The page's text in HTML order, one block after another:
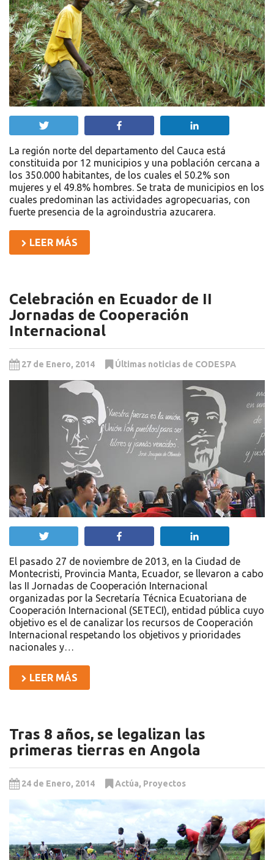
La región norte del departamento del Cauca está
constituida por 12 municipios y una población cercana a
los 350.000 habitantes, de los cuales el 50.2% son
mujeres y el 49.8% hombres. Se trata de municipios en los
cuales predominan las actividades agropecuarias, con
fuerte presencia de la agroindustria azucarera.
LEER MÁS
Celebración en Ecuador de II
Jornadas de Cooperación
Internacional
27 de Enero, 2014 Últimas noticias de CODESPA
El pasado 27 de noviembre de 2013, en la Ciudad de
Montecristi, Provincia Manta, Ecuador, se llevaron a cabo
las II Jornadas de Cooperación Internacional
organizadas por la Secretaría Técnica Ecuatoriana de
Cooperación Internacional (SETECI), entidad pública cuyo
objetivo es el de canalizar los recursos de Cooperación
Internacional respetando los objetivos y prioridades
nacionales y…
LEER MÁS
Tras 8 años, se legalizan las
primeras tierras en Angola
24 de Enero, 2014 Actúa, Proyectos